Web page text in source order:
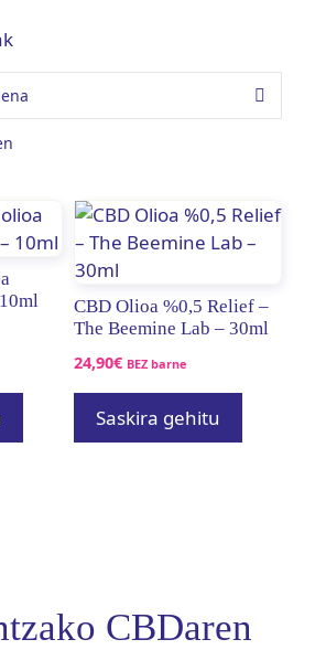
CBD Olioa %0,5 Relief –
The Beemine Lab – 30ml
24,90€ BEZ barne
Saskira gehitu
CBDaren